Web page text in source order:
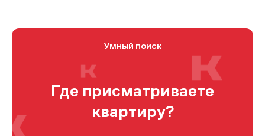
Умный поиск
Где присматриваете
квартиру?